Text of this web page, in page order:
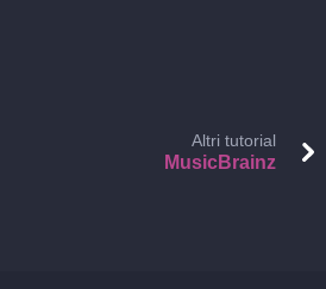
Altri tutorial
MusicBrainz